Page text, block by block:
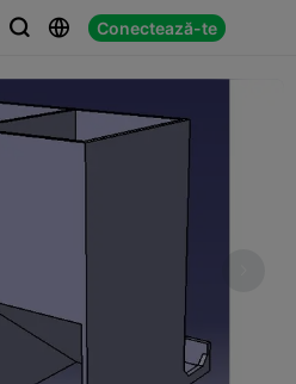
  Conectează-te
